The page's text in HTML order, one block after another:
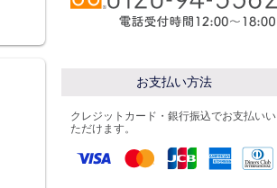
お支払い方法
クレジットカード・銀行振込でお支払いい
ただけます。